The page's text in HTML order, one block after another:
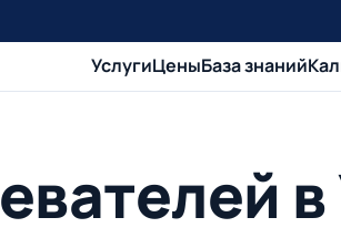
УслугиЦеныБаза знаний